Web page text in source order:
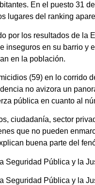
En el puesto 31
lugares del ranking
por los resultados de
inseguros en su barrio
en la población.
(59) en lo corrido
no avizora un
pública en cuanto al
ciudadanía, sector
que no pueden
buena parte del
Seguridad Pública y la
Seguridad Pública y la